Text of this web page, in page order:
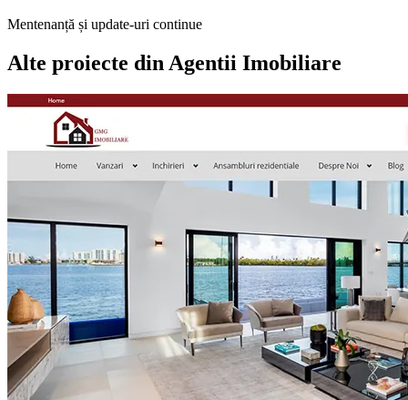
Mentenanță și update-uri continue
Alte proiecte din Agentii Imobiliare